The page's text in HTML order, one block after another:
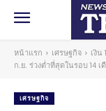
หน้าแรก เศรษฐกิจ
เงิ
ก.ย. ร่วงต่ำที่สุดในรอบ 14 เ
เศรษฐกิจ